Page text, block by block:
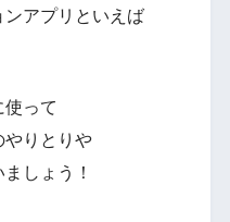
ンアプリといえば
って
やりとりや
しょう！